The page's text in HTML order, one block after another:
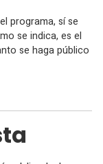
programa, sí se
se indica, es el
se haga público